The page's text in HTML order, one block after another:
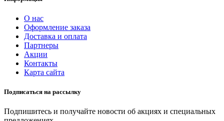
О нас
Оформление заказа
Доставка и оплата
Партнеры
Акции
Контакты
Карта сайта
Подписаться на рассылку
Подпишитесь и получайте новости об акциях и специальных